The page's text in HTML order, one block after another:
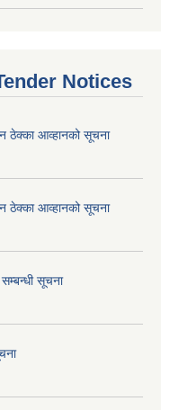
Notices
ठेक्का आव्हानको सूचना
ठेक्का आव्हानको सूचना
सूचना